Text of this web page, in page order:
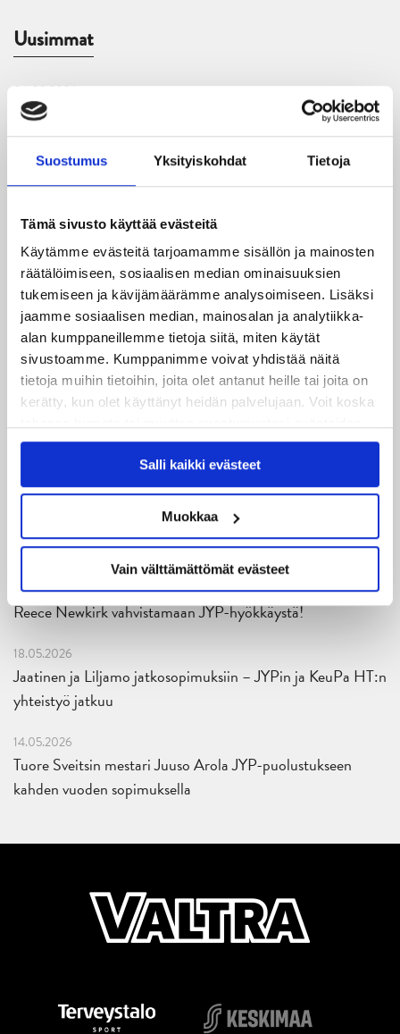
Suostumus Yksityiskohdat Tietoja
Tämä sivusto käyttää evästeitä
Käytämme evästeitä tarjoamamme sisällön ja mainosten
räätälöimiseen, sosiaalisen median ominaisuuksien
tukemiseen ja kävijämäärämme analysoimiseen. Lisäksi
jaamme sosiaalisen median, mainosalan ja analytiikka-
alan kumppaneillemme tietoja siitä, miten käytät
sivustoamme. Kumppanimme voivat yhdistää näitä
tietoja muihin tietoihin, joita olet antanut heille tai joita on
kerätty, kun olet käyttänyt heidän palvelujaan. Voit koska
käytöstäEvästeet-sivultamme.
Salli kaikki evästeet
Muokkaa
Vain välttämättömät evästeet
Uusimmat
06.08.2026
JYPin kausi käyntiin Tampere Cupista!
05.08.2026
04.08.2026
Joukkueen yhteisharjoitukset ovat alkaneet – ensimmäinen
mittari luvassa jo heti viikonloppuna Tampere Cupissa!
29.07.2026
JYPin harjoitusottelut tulevalle 2026-2027 kaudelle on
julkaistu!
27.07.2026
JYP ja Secto Rally Finland yhteistyöhön
Liiga-kauden 2026-2027 otteluohjelma on julkaistu!
27.05.2026
Reece Newkirk vahvistamaan JYP-hyökkäystä!
18.05.2026
Jaatinen ja Liljamo jatkosopimuksiin – JYPin ja KeuPa HT:n
yhteistyö jatkuu
14.05.2026
Tuore Sveitsin mestari Juuso Arola JYP-puolustukseen
kahden vuoden sopimuksella